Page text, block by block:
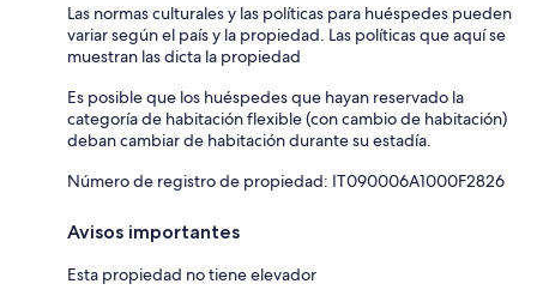
Las normas culturales y las políticas para huéspedes pueden
variar según el país y la propiedad. Las políticas que aquí se
muestran las dicta la propiedad
Es posible que los huéspedes que hayan reservado la
categoría de habitación flexible (con cambio de habitación)
deban cambiar de habitación durante su estadía.
Número de registro de propiedad: IT090006A1000F2826
Avisos importantes
Esta propiedad no tiene elevador